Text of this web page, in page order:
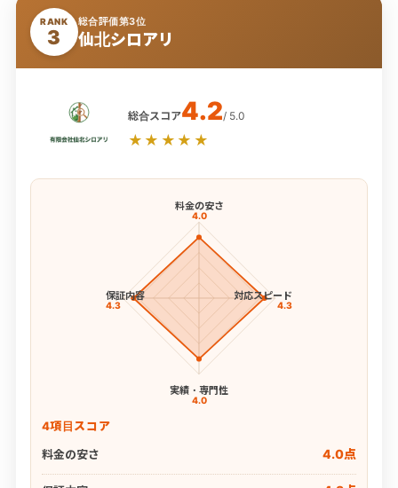
RANK
3
総合評価第3位
仙北シロアリ
総合スコア4.2/ 5.0
★★★★★
料金の安さ
4.0
対応スピード
4.3
実績・専門性
4.0
保証内容
4.3
4項目スコア
料金の安さ
4.0点